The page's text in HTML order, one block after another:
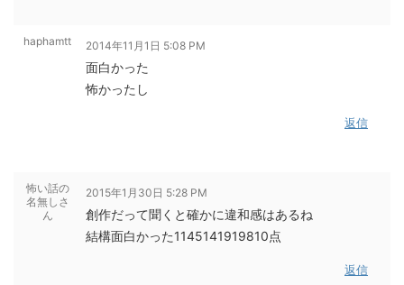
haphamtt 2014年11月1日 5:08 PM
面白かった
怖かったし
返信
怖い話の
名無しさ
ん
2015年1月30日 5:28 PM
創作だって聞くと確かに違和感はあるね
結構面白かった1145141919810点
返信